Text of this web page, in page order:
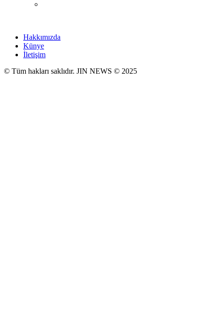
Hakkımızda
Künye
İletişim
© Tüm hakları saklıdır. JIN NEWS © 2025